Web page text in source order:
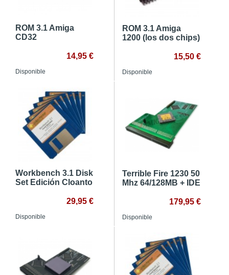
ROM 3.1 Amiga
CD32
14,95 €
Disponible
ROM 3.1 Amiga
1200 (los dos chips)
15,50 €
Disponible
Workbench 3.1 Disk
Set Edición Cloanto
29,95 €
Disponible
Terrible Fire 1230 50
Mhz 64/128MB + IDE
179,95 €
Disponible